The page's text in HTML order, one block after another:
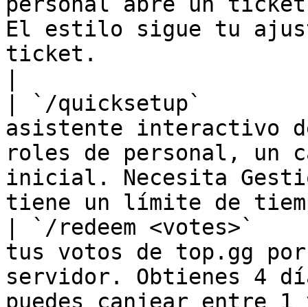
El estilo sigue tu
ticket.
| `/quicksetup`
asistente interactivo
roles de personal, un
inicial. Necesita
tiene un límite de
| `/redeem
tus votos de top.gg por
servidor. Obtienes 4
puedes canjear entre